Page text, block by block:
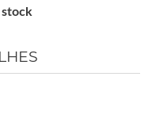
stock